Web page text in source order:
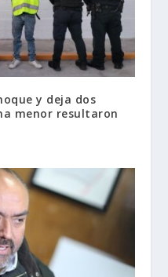
y deja dos
menor resultaron